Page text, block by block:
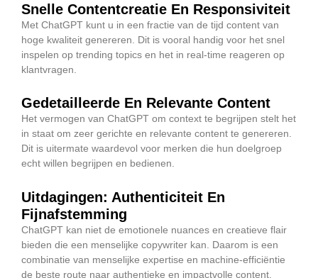
Snelle Contentcreatie En Responsiviteit
Met ChatGPT kunt u in een fractie van de tijd content van
hoge kwaliteit genereren. Dit is vooral handig voor het snel
inspelen op trending topics en het in real-time reageren op
klantvragen.
Gedetailleerde En Relevante Content
Het vermogen van ChatGPT om context te begrijpen stelt het
in staat om zeer gerichte en relevante content te genereren.
Dit is uitermate waardevol voor merken die hun doelgroep
echt willen begrijpen en bedienen.
Uitdagingen: Authenticiteit En
Fijnafstemming
ChatGPT kan niet de emotionele nuances en creatieve flair
bieden die een menselijke copywriter kan. Daarom is een
combinatie van menselijke expertise en machine-efficiëntie
de beste route naar authentieke en impactvolle content.